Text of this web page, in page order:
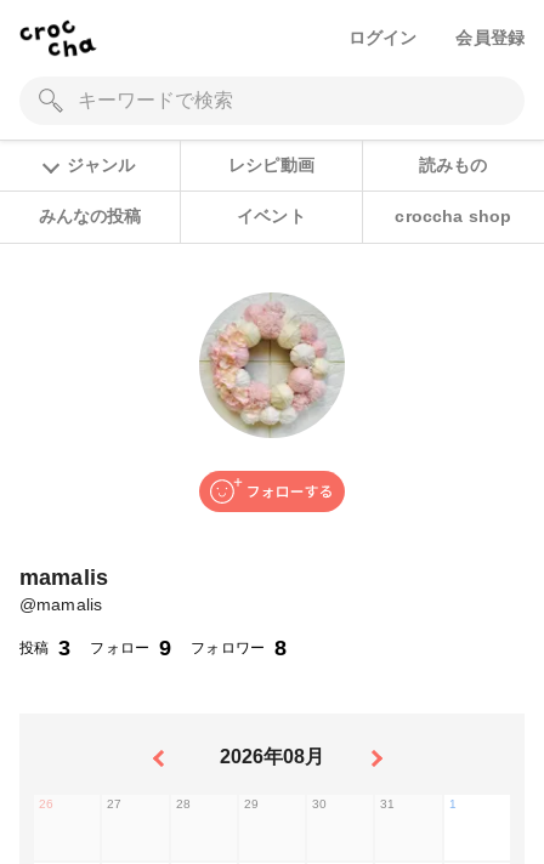
ログイン 会員登録
ジャンル レシピ動画 読みもの
みんなの投稿 イベント croccha shop
mamalis
@mamalis
投稿 3 フォロー 9 フォロワー 8
2026年08月
26 27 28 29 30 31 1